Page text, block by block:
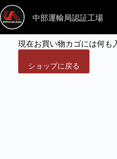
中部運輸局認証工場
現在お買い物カゴには何も
ショップに戻る